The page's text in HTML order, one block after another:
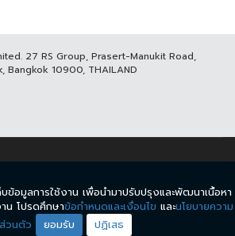
27 RS Group, Prasert-Manukit Road,
Bangkok 10900, THAILAND
THAICH8.COM, ALL RIGHT RESERVED.
เงื่อนไข นโยบายความเป็นส่วนตัว
บข้อมูลการใช้งาน เพื่อนำมาปรับปรุงและพัฒนาเนื้อหา
น โปรดศึกษาข้อกำหนดและเงื่อนไข และนโยบายความ
วนตัว
ยอมรับ ปฏิเสธ